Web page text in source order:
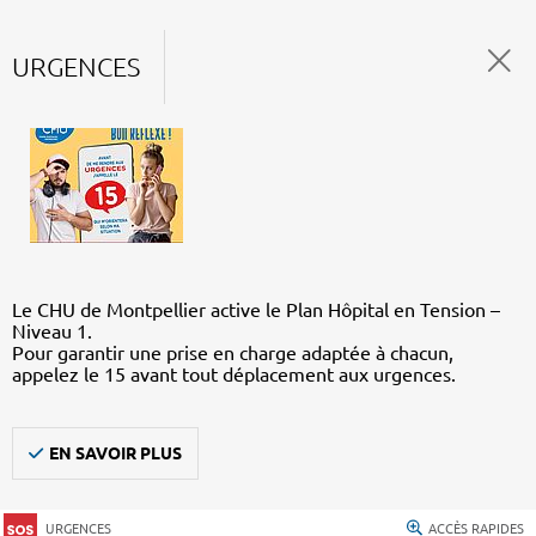
URGENCES
Le CHU de Montpellier active le Plan Hôpital en Tension –
Niveau 1.
Pour garantir une prise en charge adaptée à chacun,
appelez le 15 avant tout déplacement aux urgences.
EN SAVOIR PLUS
URGENCES ACCÈS RAPIDES